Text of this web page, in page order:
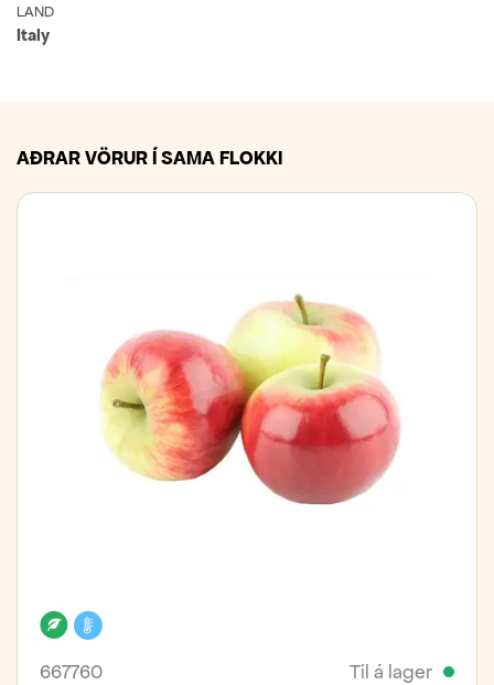
LAND
Italy
AÐRAR VÖRUR Í SAMA FLOKKI
Lífrænt
667760 Til á lager